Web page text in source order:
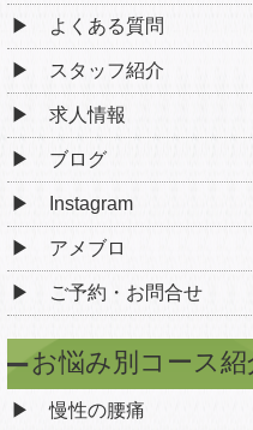
よくある質問
スタッフ紹介
求人情報
ブログ
Instagram
アメブロ
ご予約・お問合せ
お悩み別コース紹
慢性の腰痛